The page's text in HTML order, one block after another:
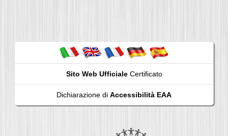
Sito Web UfficialeCertificato
Dichiarazione di Accessibilità EAA